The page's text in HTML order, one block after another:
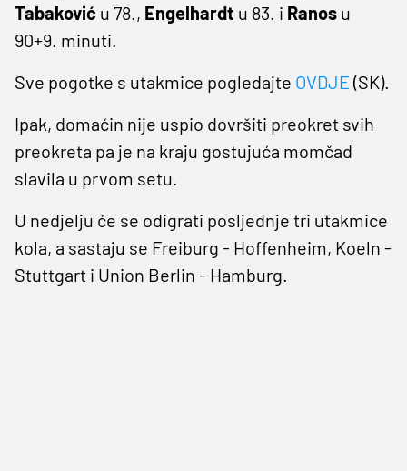
Tabaković u 78., Engelhardt u 83. i Ranos u
90+9. minuti.
Sve pogotke s utakmice pogledajte OVDJE (SK).
Ipak, domaćin nije uspio dovršiti preokret svih
preokreta pa je na kraju gostujuća momčad
slavila u prvom setu.
U nedjelju će se odigrati posljednje tri utakmice
kola, a sastaju se Freiburg - Hoffenheim, Koeln -
Stuttgart i Union Berlin - Hamburg.